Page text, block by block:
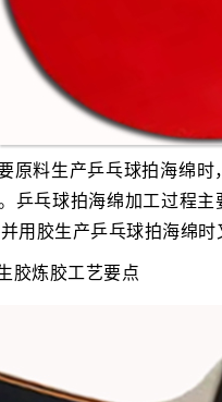
原料生产乒乓球拍海绵时
乒乓球拍海绵加工过程
并用胶生产乒乓球拍海绵时
胶炼胶工艺要点